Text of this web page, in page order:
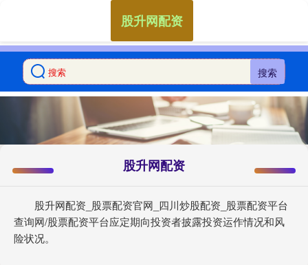
搜索
股升网配资
股升网配资_股票配资官网_四川炒股配资_股票配资平台
查询网/股票配资平台应定期向投资者披露投资运作情况和风
险状况。
股升网配资